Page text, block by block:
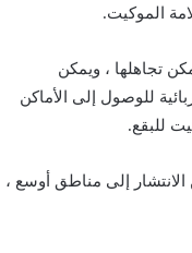
الموكيت.
تجاهلها ، ويمكن
للوصول إلى الأماكن
للبقع.
الانتشار إلى مناطق أوسع ،